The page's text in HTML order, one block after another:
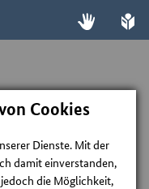
Cookies
Dienste. Mit der
damit einverstanden,
die Möglichkeit,